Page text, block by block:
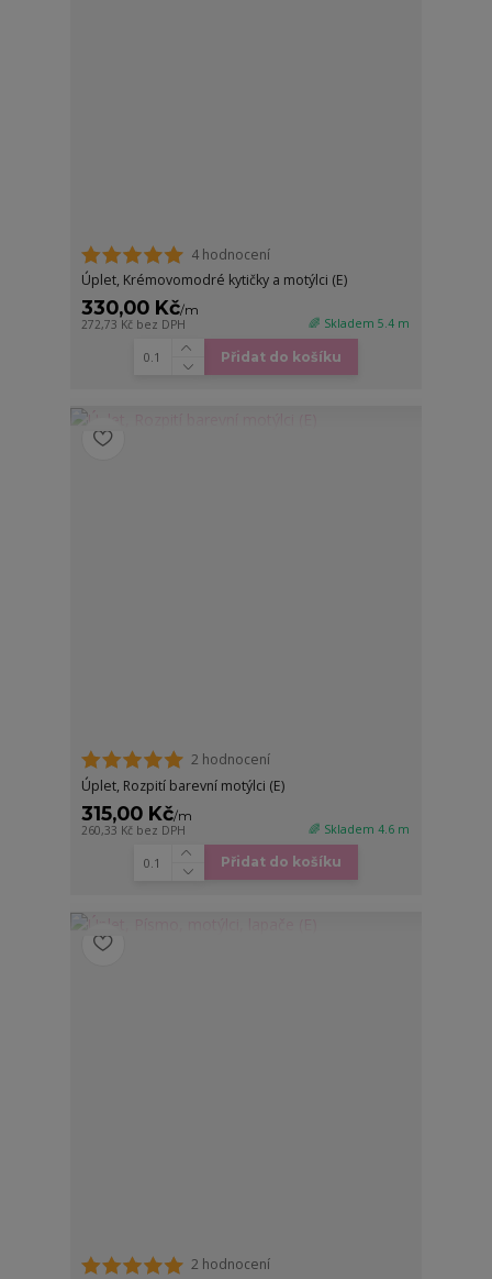
4 hodnocení
Úplet, Krémovomodré kytičky a motýlci (E)
330,00 Kč/m
272,73 Kč bez DPH 🌈 Skladem 5.4 m
Přidat do košíku
2 hodnocení
Úplet, Rozpití barevní motýlci (E)
315,00 Kč/m
260,33 Kč bez DPH 🌈 Skladem 4.6 m
Přidat do košíku
2 hodnocení